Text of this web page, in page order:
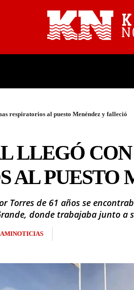
respiratorios al puesto Menéndez y falleció
LLEGÓ
AL
Torres de 61 años se
donde trabajaba junto a